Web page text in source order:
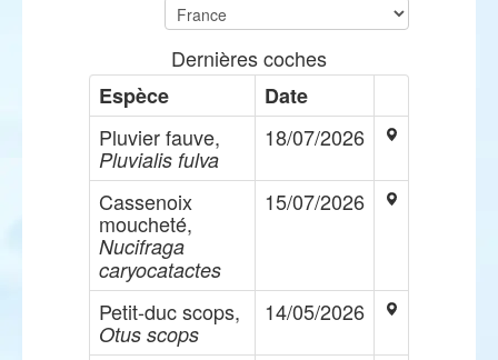
Dernières coches
Espèce
Date
Pluvier fauve,
Pluvialis fulva
18/07/2026
Cassenoix
moucheté,
Nucifraga
caryocatactes
15/07/2026
Petit-duc scops,
Otus scops
14/05/2026